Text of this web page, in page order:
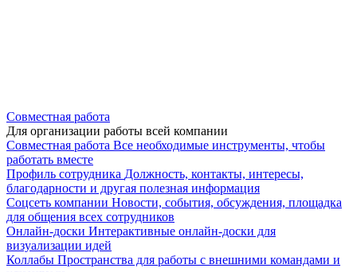
Совместная работа
Для организации работы всей компании
Совместная работа Все необходимые инструменты, чтобы
работать вместе
Профиль сотрудника Должность, контакты, интересы,
благодарности и другая полезная информация
Соцсеть компании Новости, события, обсуждения, площадка
для общения всех сотрудников
Онлайн-доски Интерактивные онлайн-доски для
визуализации идей
Коллабы Пространства для работы с внешними командами и